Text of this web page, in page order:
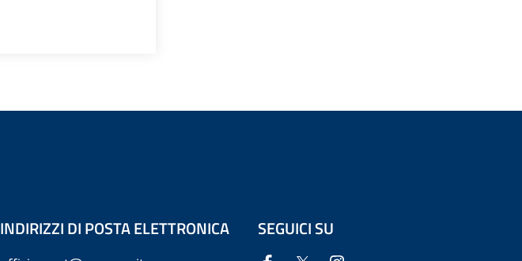
INDIRIZZI DI POSTA ELETTRONICA SEGUICI SU